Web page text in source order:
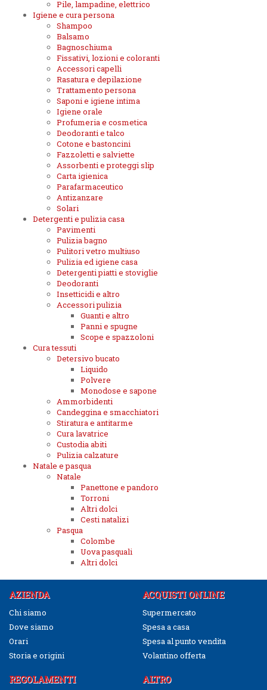
Pile, lampadine, elettrico
Igiene e cura persona
Shampoo
Balsamo
Bagnoschiuma
Fissativi, lozioni e coloranti
Accessori capelli
Rasatura e depilazione
Trattamento persona
Saponi e igiene intima
Igiene orale
Profumeria e cosmetica
Deodoranti e talco
Cotone e bastoncini
Fazzoletti e salviette
Assorbenti e proteggi slip
Carta igienica
Parafarmaceutico
Antizanzare
Solari
Detergenti e pulizia casa
Pavimenti
Pulizia bagno
Pulitori vetro multiuso
Pulizia ed igiene casa
Detergenti piatti e stoviglie
Deodoranti
Insetticidi e altro
Accessori pulizia
Guanti e altro
Panni e spugne
Scope e spazzoloni
Cura tessuti
Detersivo bucato
Liquido
Polvere
Monodose e sapone
Ammorbidenti
Candeggina e smacchiatori
Stiratura e antitarme
Cura lavatrice
Custodia abiti
Pulizia calzature
Natale e pasqua
Natale
Panettone e pandoro
Torroni
Altri dolci
Cesti natalizi
Pasqua
Colombe
Uova pasquali
Altri dolci
AZIENDA
Chi siamo
Dove siamo
Orari
Storia e origini
ACQUISTI ONLINE
Supermercato
Spesa a casa
Spesa al punto vendita
Volantino offerta
REGOLAMENTI ALTRO